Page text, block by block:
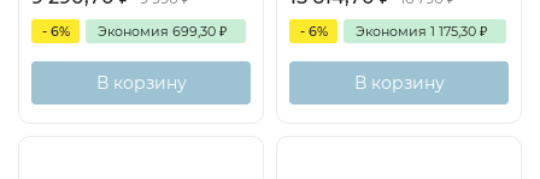
- 6% Экономия 699,30 ₽
В корзину
- 6% Экономия 1 175,30 ₽
В корзину